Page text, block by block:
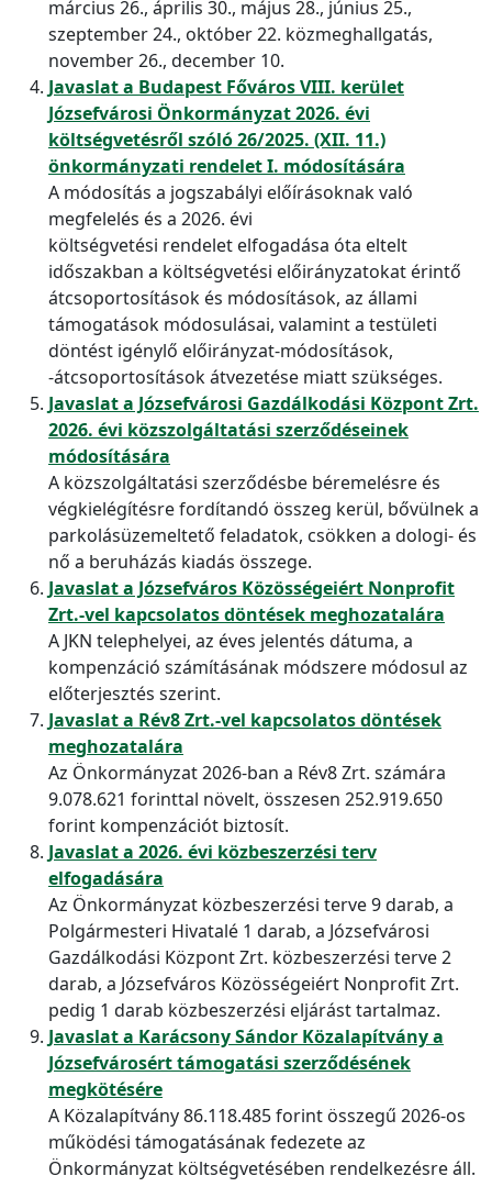
március 26., április 30., május 28., június 25.,
szeptember 24., október 22. közmeghallgatás,
november 26., december 10.
Javaslat a Budapest Főváros VIII. kerület
Józsefvárosi Önkormányzat 2026. évi
költségvetésről szóló 26/2025. (XII. 11.)
önkormányzati rendelet I. módosítására
A módosítás a jogszabályi előírásoknak való
megfelelés és a 2026. évi
költségvetési rendelet elfogadása óta eltelt
időszakban a költségvetési előirányzatokat érintő
átcsoportosítások és módosítások, az állami
támogatások módosulásai, valamint a testületi
döntést igénylő előirányzat-módosítások,
-átcsoportosítások átvezetése miatt szükséges.
Javaslat a Józsefvárosi Gazdálkodási Központ Zrt.
2026. évi közszolgáltatási szerződéseinek
módosítására
A közszolgáltatási szerződésbe béremelésre és
végkielégítésre fordítandó összeg kerül, bővülnek a
parkolásüzemeltető feladatok, csökken a dologi- és
nő a beruházás kiadás összege.
Javaslat a Józsefváros Közösségeiért Nonprofit
Zrt.-vel kapcsolatos döntések meghozatalára
A JKN telephelyei, az éves jelentés dátuma, a
kompenzáció számításának módszere módosul az
előterjesztés szerint.
Javaslat a Rév8 Zrt.-vel kapcsolatos döntések
meghozatalára
Az Önkormányzat 2026-ban a Rév8 Zrt. számára
9.078.621 forinttal növelt, összesen 252.919.650
forint kompenzációt biztosít.
Javaslat a 2026. évi közbeszerzési terv
elfogadására
Az Önkormányzat közbeszerzési terve 9 darab, a
Polgármesteri Hivatalé 1 darab, a Józsefvárosi
Gazdálkodási Központ Zrt. közbeszerzési terve 2
darab, a Józsefváros Közösségeiért Nonprofit Zrt.
pedig 1 darab közbeszerzési eljárást tartalmaz.
Javaslat a Karácsony Sándor Közalapítvány a
Józsefvárosért támogatási szerződésének
megkötésére
A Közalapítvány 86.118.485 forint összegű 2026-os
működési támogatásának fedezete az
Önkormányzat költségvetésében rendelkezésre áll.